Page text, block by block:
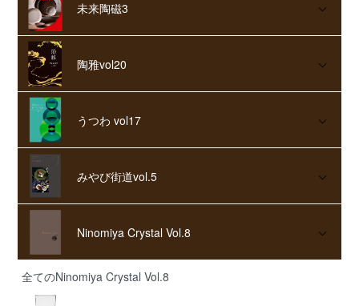
未来陶磁3
陶雅vol20
うつわ vol17
みやび街道vol.5
Ninomiya Crystal Vol.8
全てのNinomiya Crystal Vol.8